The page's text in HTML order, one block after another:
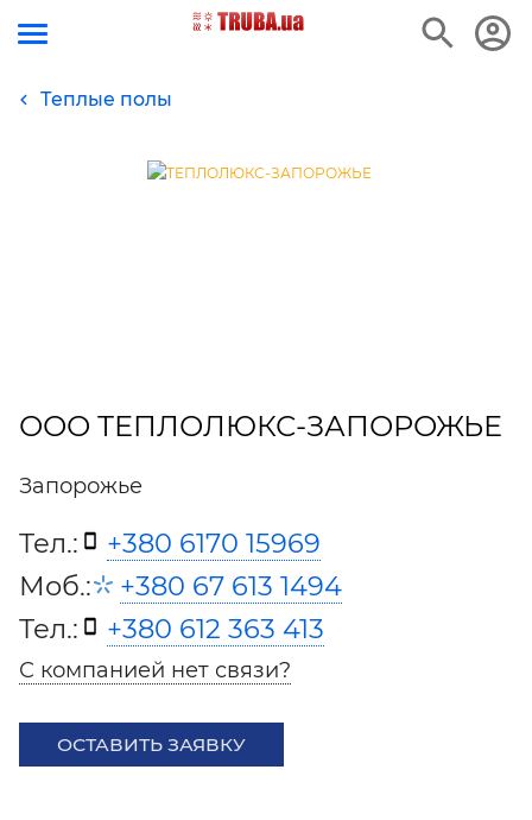
Теплые полы
ООО ТЕПЛОЛЮКС-ЗАПОРОЖЬЕ
Запорожье
Тел.:
+380 6170 15969
Моб.:
+380 67 613 1494
Тел.:
+380 612 363 413
С компанией нет связи?
ОСТАВИТЬ ЗАЯВКУ